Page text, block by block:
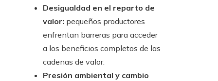
Desigualdad en el reparto de
valor: pequeños productores
enfrentan barreras para acceder
a los beneficios completos de las
cadenas de valor.
Presión ambiental y cambio